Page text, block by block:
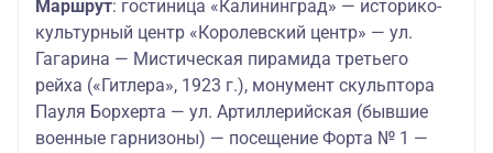
Маршрут: гостиница «Калининград» — историко-
культурный центр «Королевский центр» — ул.
Гагарина — Мистическая пирамида третьего
рейха («Гитлера», 1923 г.), монумент скульптора
Пауля Борхерта — ул. Артиллерийская (бывшие
военные гарнизоны) — посещение Форта № 1 —